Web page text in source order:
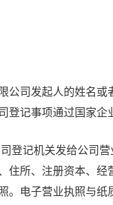
公司发起人的姓名或
登记事项通过国家
登记机关发给公司
住所、注册资本、
。电子营业执照与